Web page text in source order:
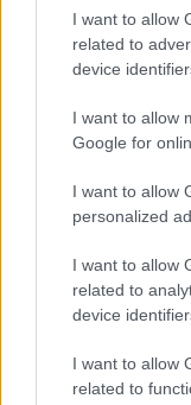
I want to allow
related to
device
I want to allow
Google for
I want to allow
personalized
I want to allow
related to
device
I want to allow
related to
multipiano o
ridurrebbero
Inoltre:
Abbassare i
km/h. E farli
costante fosse
sarebbe vieppiù
di guadagnarci in
60 km/h, è come